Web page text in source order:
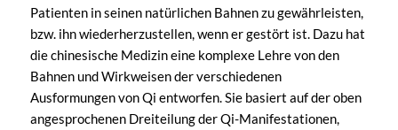
Patienten in seinen natürlichen Bahnen zu gewährleisten,
bzw. ihn wiederherzustellen, wenn er gestört ist. Dazu hat
die chinesische Medizin eine komplexe Lehre von den
Bahnen und Wirkweisen der verschiedenen
Ausformungen von Qi entworfen. Sie basiert auf der oben
angesprochenen Dreiteilung der Qi-Manifestationen,